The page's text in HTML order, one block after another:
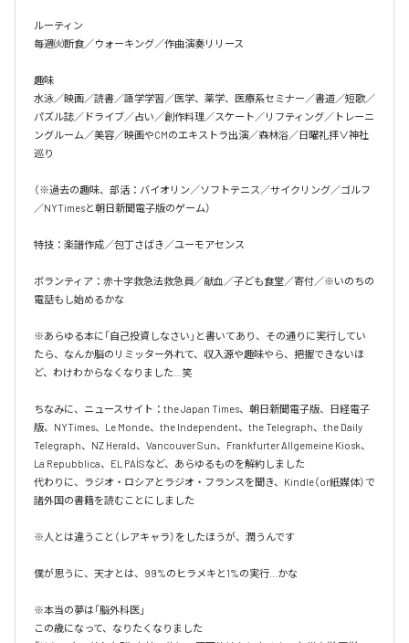
ルーティン
毎週㈫断食／ウォーキング／作曲演奏リリース
趣味
水泳／映画／読書／語学学習／医学、薬学、医療系セミナー／書道／短歌／
パズル誌／ドライブ／占い／創作料理／スケート／リフティング／トレーニ
ングルーム／美容／映画やCMのエキストラ出演／森林浴／日曜礼拝∨神社
巡り
（※過去の趣味、部活：バイオリン／ソフトテニス／サイクリング／ゴルフ
／NYTimesと朝日新聞電子版のゲーム）
特技：楽譜作成／包丁さばき／ユーモアセンス
ボランティア：赤十字救急法救急員／献血／子ども食堂／寄付／※いのちの
電話もし始めるかな
※あらゆる本に「自己投資しなさい」と書いてあり、その通りに実行してい
たら、なんか脳のリミッター外れて、収入源や趣味やら、把握できないほ
ど、わけわからなくなりました…笑
ちなみに、ニュースサイト：the Japan Times、朝日新聞電子版、日経電子
版、NYTimes、Le Monde、the Independent、the Telegraph、the Daily
Telegraph、NZ Herald、Vancouver Sun、Frankfurter Allgemeine Kiosk、
La Repubblica、EL PAÍSなど、あらゆるものを解約しました
代わりに、ラジオ・ロシアとラジオ・フランスを聞き、Kindle（or紙媒体）で
諸外国の書籍を読むことにしました
※人とは違うこと（レアキャラ）をしたほうが、潤うんです
僕が思うに、天才とは、99%のヒラメキと1%の実行…かな
※本当の夢は「脳外科医」
この歳になって、なりたくなりました